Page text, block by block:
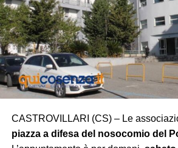
CASTROVILLARI (CS) – Le
piazza a difesa del nosocomio del